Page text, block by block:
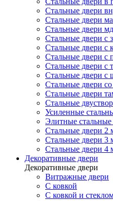
Стальные двери
Стальные двери
Стальные двери
Стальные двери с
Стальные двери с
Стальные двери
Стальные двери с
Стальные двери с
Стальные двери
Стальные двери
Стальные
Усиленные
Элитные
Стальные двери 2
Стальные двери 3
Стальные двери 4
Декоративные двери
Декоративные двери
Витражные двери
С ковкой
С ковкой и